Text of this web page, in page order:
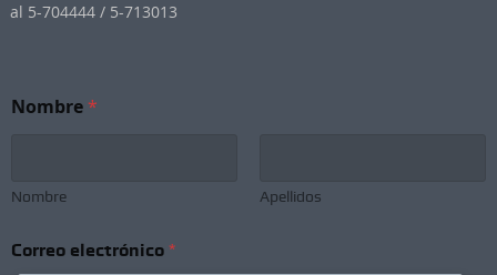
al 5-704444 / 5-713013
Nombre*
Nombre Apellidos
Correo electrónico *